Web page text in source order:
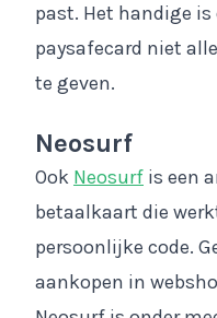
past. Het handige
paysafecard niet
te geven.
Neosurf
Ook Neosurf is een
betaalkaart die
persoonlijke code.
aankopen in